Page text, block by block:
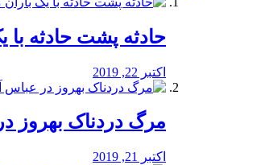
️حادثه پشت حادثه با
اکتبر 22, 2019
مرگ دردناک
اکتبر 21, 2019